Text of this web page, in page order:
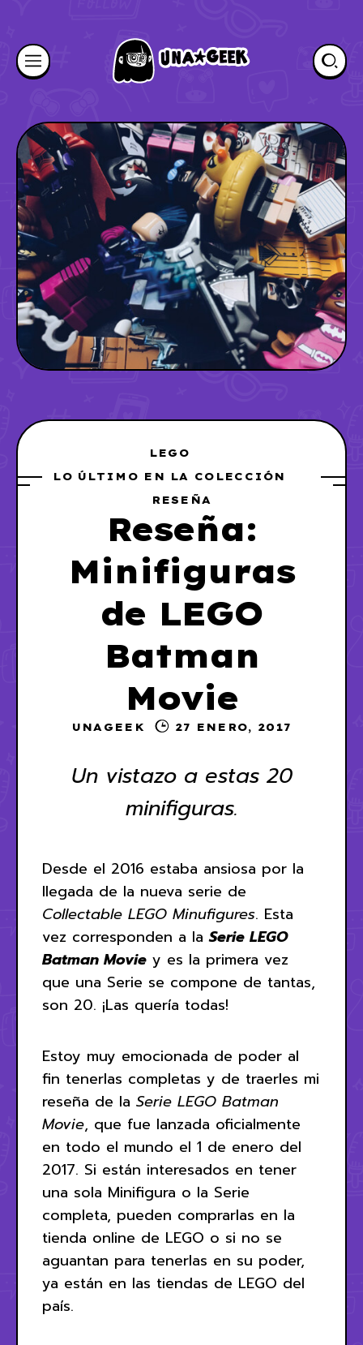
LEGO
LO ÚLTIMO EN LA COLECCIÓN
RESEÑA
Reseña:
Minifiguras
de LEGO
Batman
Movie
UNAGEEK 27 ENERO, 2017
Un vistazo a estas 20
minifiguras.
Desde el 2016 estaba ansiosa por la
llegada de la nueva serie de
Collectable LEGO Minufigures. Esta
vez corresponden a laSerie LEGO
Batman Movie y es la primera vez
que una Serie se compone de tantas,
son 20. ¡Las quería todas!
Estoy muy emocionada de poder al
fin tenerlas completas y de traerles mi
reseña de la Serie LEGO Batman
Movie, que fue lanzada oficialmente
en todo el mundo el 1 de enero del
2017. Si están interesados en tener
una sola Minifigura o la Serie
completa, pueden comprarlas en la
tienda online de LEGO o si no se
aguantan para tenerlas en su poder,
ya están en las tiendas de LEGO del
país.